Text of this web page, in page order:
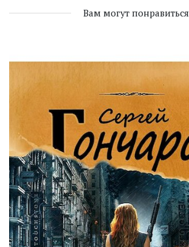
Вам могут понравиться